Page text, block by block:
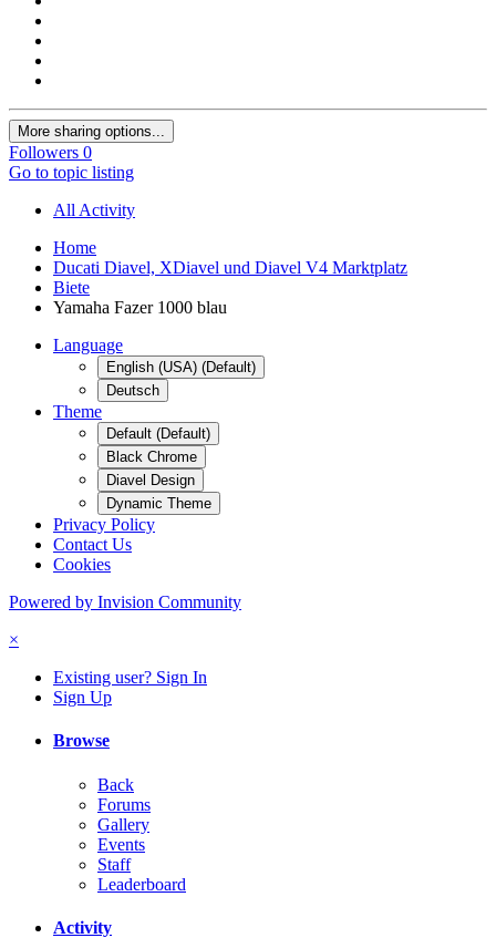
More sharing options...
Followers 0
Go to topic listing
All Activity
Home
Ducati Diavel, XDiavel und Diavel V4 Marktplatz
Biete
Yamaha Fazer 1000 blau
Language
English (USA) (Default)
Deutsch
Theme
Default (Default)
Black Chrome
Diavel Design
Dynamic Theme
Privacy Policy
Contact Us
Cookies
Powered by Invision Community
×
Existing user? Sign In
Sign Up
Browse
Back
Forums
Gallery
Events
Staff
Leaderboard
Activity